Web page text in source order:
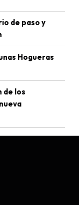
de paso y
Hogueras
de los